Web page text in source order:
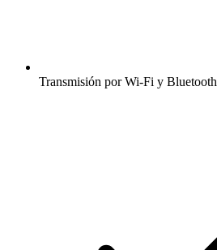
Transmisión por Wi-Fi y Bluetooth